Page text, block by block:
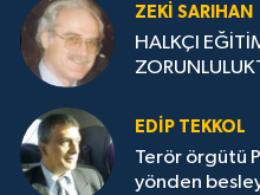
ZEKI SARIHAN
HALKÇI
EDIP TEKKOL
Terör örgütü
yönden